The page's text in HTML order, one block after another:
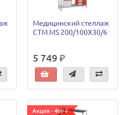
Медицинский стеллаж
СТМ MS 200/100Х30/6
5 749 ₽
Акция - 460 ₽